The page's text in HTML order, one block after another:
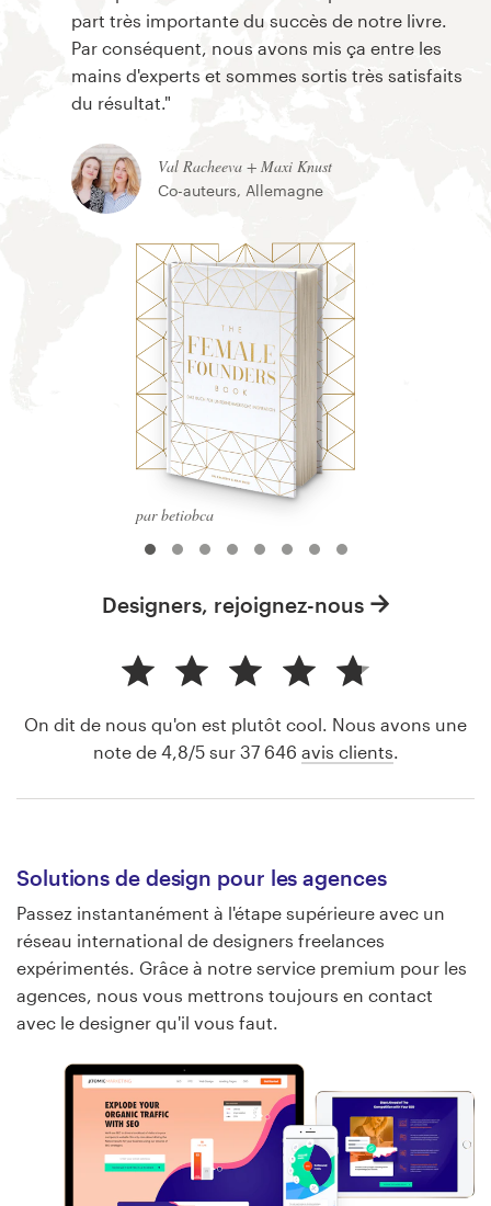
par betiobca
part très importante du succès de notre livre.
Par conséquent, nous avons mis ça entre les
mains d'experts et sommes sortis très satisfaits
du résultat."
Val Racheeva + Maxi Knust
Co-auteurs, Allemagne
Designers, rejoignez-nous
On dit de nous qu'on est plutôt cool. Nous avons une
note de 4,8/5 sur 37 646 avis clients.
Solutions de design pour les agences
Passez instantanément à l'étape supérieure avec un
réseau international de designers freelances
expérimentés. Grâce à notre service premium pour les
agences, nous vous mettrons toujours en contact
avec le designer qu'il vous faut.